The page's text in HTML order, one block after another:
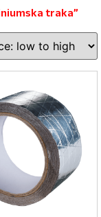
traka”